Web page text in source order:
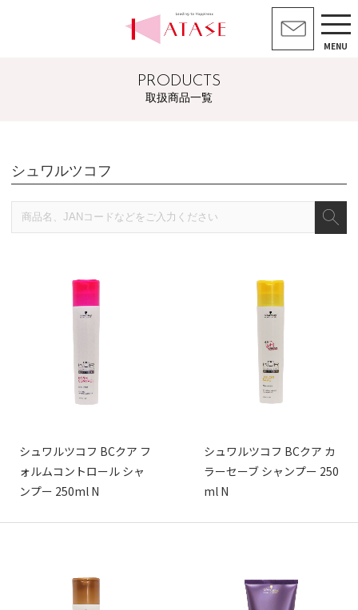
MENU
PRODUCTS
取扱商品一覧
シュワルツコフ
シュワルツコフ BCクア フ
ォルムコントロール シャ
ンプー 250ml N
シュワルツコフ BCクア カ
ラーセーブ シャンプー 250
ml N